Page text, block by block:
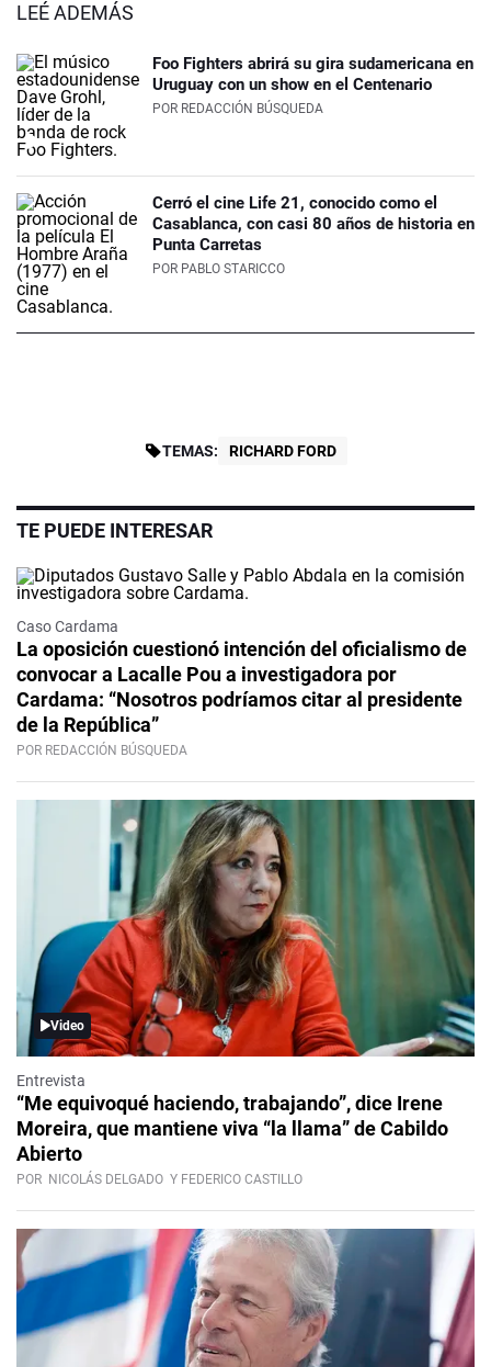
LEÉ ADEMÁS
Foo Fighters abrirá su gira sudamericana en
Uruguay con un show en el Centenario
POR REDACCIÓN BÚSQUEDA
Cerró el cine Life 21, conocido como el
Casablanca, con casi 80 años de historia en
Punta Carretas
POR PABLO STARICCO
TEMAS: RICHARD FORD
TE PUEDE INTERESAR
Caso Cardama
La oposición cuestionó intención del oficialismo de
convocar a Lacalle Pou a investigadora por
Cardama: “Nosotros podríamos citar al presidente
de la República”
POR REDACCIÓN BÚSQUEDA
Video
Entrevista
“Me equivoqué haciendo, trabajando”, dice Irene
Moreira, que mantiene viva “la llama” de Cabildo
Abierto
POR NICOLÁS DELGADO Y FEDERICO CASTILLO